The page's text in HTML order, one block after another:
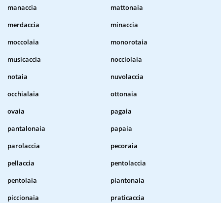
manaccia
mattonaia
merdaccia
minaccia
moccolaia
monorotaia
musicaccia
nocciolaia
notaia
nuvolaccia
occhialaia
ottonaia
ovaia
pagaia
pantalonaia
papaia
parolaccia
pecoraia
pellaccia
pentolaccia
pentolaia
piantonaia
piccionaia
praticaccia